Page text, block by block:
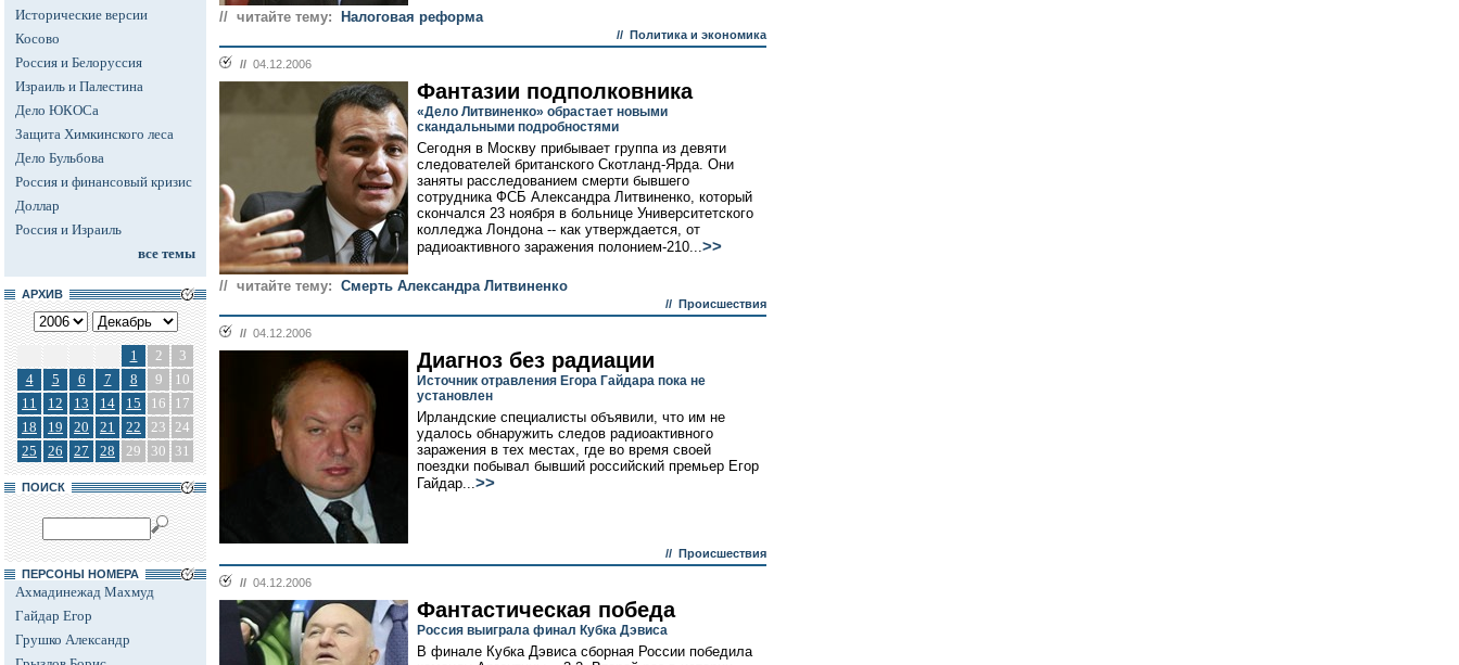
Исторические версии
Косово
Россия и Белоруссия
Израиль и Палестина
Дело ЮКОСа
Защита Химкинского леса
Дело Бульбова
Россия и финансовый кризис
Доллар
Россия и Израиль
все темы
АРХИВ
1 2
3
4
5 6 7 8 9
10
11
12 13 14 15 16
17
18
19 20 21 22 23 24
25
26 27 28 29 30 31
ПОИСК
ПЕРСОНЫ НОМЕРА
Ахмадинежад Махмуд
Гайдар Егор
Грушко Александр
// читайте тему: Налоговая реформа
// Политика и экономика
// 04.12.2006
Фантазии подполковника
«Дело Литвиненко» обрастает новыми
скандальными подробностями
Сегодня в Москву прибывает группа из девяти
следователей британского Скотланд-Ярда. Они
заняты расследованием смерти бывшего
сотрудника ФСБ Александра Литвиненко, который
скончался 23 ноября в больнице Университетского
колледжа Лондона -- как утверждается, от
радиоактивного заражения полонием-210...>>
// читайте тему: Cмерть Александра Литвиненко
// Происшествия
// 04.12.2006
Диагноз без радиации
Источник отравления Егора Гайдара пока не
установлен
Ирландские специалисты объявили, что им не
удалось обнаружить следов радиоактивного
заражения в тех местах, где во время своей
поездки побывал бывший российский премьер Егор
Гайдар...>>
// Происшествия
// 04.12.2006
Фантастическая победа
Россия выиграла финал Кубка Дэвиса
В финале Кубка Дэвиса сборная России победила